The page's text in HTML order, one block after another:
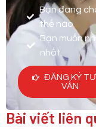
Bạn đang
thế nào
Bạn muốn
nhất
ĐĂNG KÝ TƯ
VẤN
Bài viết liên